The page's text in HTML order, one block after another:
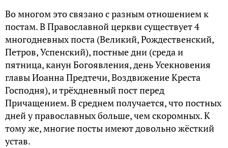
Во многом это связано с разным отношением к
постам. В Православной церкви существует 4
многодневных поста (Великий, Рождественский,
Петров, Успенский), постные дни (среда и
пятница, канун Богоявления, день Усекновения
главы Иоанна Предтечи, Воздвижение Креста
Господня), и трёхдневный пост перед
Причащением. В среднем получается, что постных
дней у православных больше, чем скоромных. К
тому же, многие посты имеют довольно жёсткий
устав.